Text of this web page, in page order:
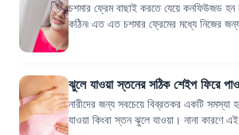
চশমার ফ্রেম বাছাই করতে যেয়ে কনফিউজড হন
কঠিন৷ এত এত চশমার ফ্রেমের মধ্যে নিজের জন্য
ঝুলে যাওয়া স্তনের সঠিক শেইপ ফিরে
নারীদের জন্য সবচেয়ে বিব্রতকর একটি সমস্যা
যাওয়া কিংবা স্তন ঝুলে যাওয়া। নানা কারণে